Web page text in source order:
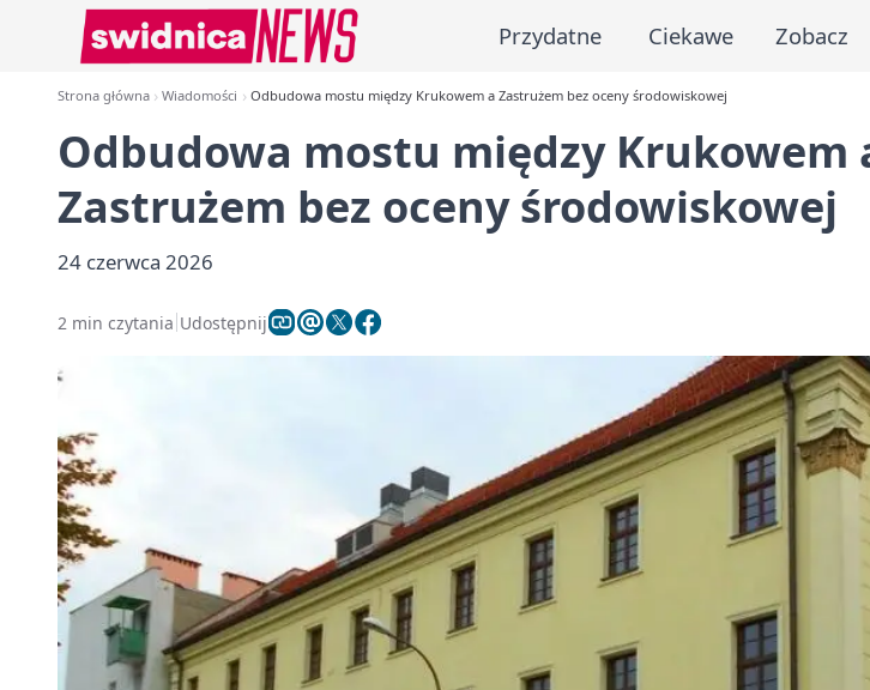
Przydatne Ciekawe Zobacz
Strona główna Wiadomości Odbudowa mostu między Krukowem a Zastrużem bez oceny środowiskowej
Odbudowa mostu między Krukowem
Zastrużem bez oceny środowiskowej
24 czerwca 2026
2 min czytania Udostępnij